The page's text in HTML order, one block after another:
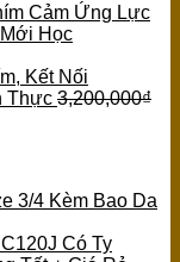
Cảm Ứng Lực
Học
Kết Nối
Thực 3,200,000₫
3/4 Kèm Bao Da
Có Ty